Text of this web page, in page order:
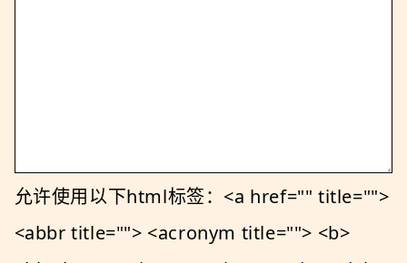
允许使用以下html标签：<a href="" title="">
<abbr title=""> <acronym title=""> <b>